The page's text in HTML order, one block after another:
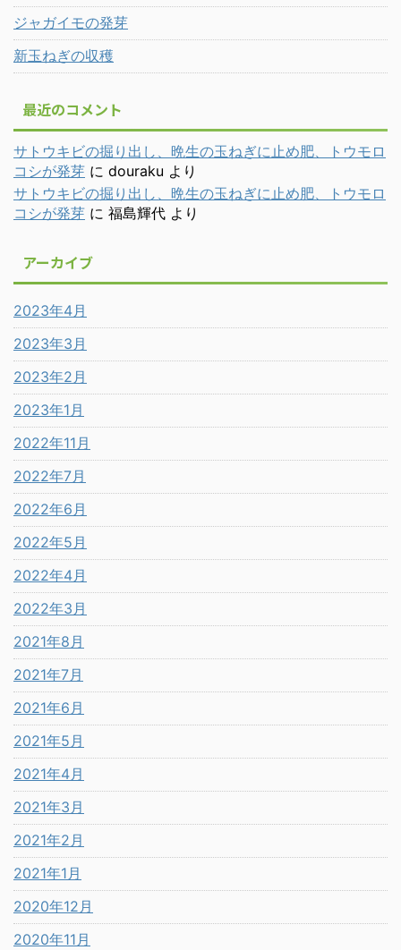
ジャガイモの発芽
新玉ねぎの収穫
最近のコメント
サトウキビの掘り出し、晩生の玉ねぎに止め肥、トウモロ
コシが発芽 に douraku より
サトウキビの掘り出し、晩生の玉ねぎに止め肥、トウモロ
コシが発芽 に 福島輝代 より
アーカイブ
2023年4月
2023年3月
2023年2月
2023年1月
2022年11月
2022年7月
2022年6月
2022年5月
2022年4月
2022年3月
2021年8月
2021年7月
2021年6月
2021年5月
2021年4月
2021年3月
2021年2月
2021年1月
2020年12月
2020年11月